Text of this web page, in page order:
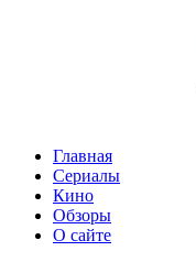
Главная
Сериалы
Кино
Обзоры
О сайте